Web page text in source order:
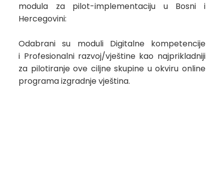
modula za pilot-implementaciju u Bosni i
Hercegovini:
Odabrani su moduli Digitalne kompetencije
i Profesionalni razvoj/vještine kao najprikladniji
za pilotiranje ove ciljne skupine u okviru online
programa izgradnje vještina.